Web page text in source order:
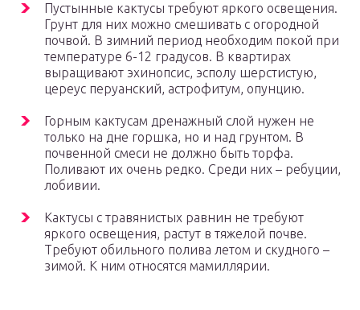
Пустынные кактусы требуют яркого освещения.
Грунт для них можно смешивать с огородной
почвой. В зимний период необходим покой при
температуре 6-12 градусов. В квартирах
выращивают эхинопсис, эсполу шерстистую,
цереус перуанский, астрофитум, опунцию.
Горным кактусам дренажный слой нужен не
только на дне горшка, но и над грунтом. В
почвенной смеси не должно быть торфа.
Поливают их очень редко. Среди них – ребуции,
лобивии.
Кактусы с травянистых равнин не требуют
яркого освещения, растут в тяжелой почве.
Требуют обильного полива летом и скудного –
зимой. К ним относятся мамиллярии.